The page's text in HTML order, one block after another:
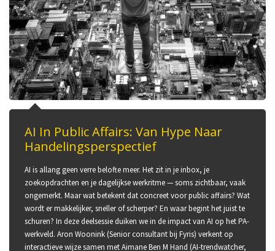
AI In Public Affairs: Van Hype Naar
Handelingsperspectief
AI is allang geen verre belofte meer. Het zit in je inbox, je
zoekopdrachten en je dagelijkse werkritme — soms zichtbaar, vaak
ongemerkt. Maar wat betekent dat concreet voor public affairs? Wat
wordt er makkelijker, sneller of scherper? En waar begint het juist te
schuren? In deze deelsessie duiken we in de impact van AI op het PA-
werkveld. Aron Woonink (Senior consultant bij Fyris) verkent op
interactieve wijze samen met Aimane Ben M Hand (AI-trendwatcher,